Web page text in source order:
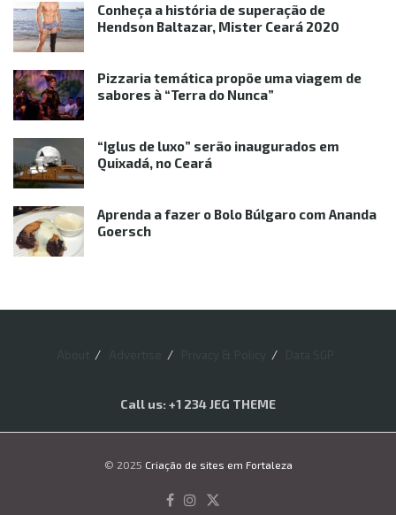
Conheça a história de superação de
Hendson Baltazar, Mister Ceará 2020
Pizzaria temática propõe uma viagem de
sabores à “Terra do Nunca”
“Iglus de luxo” serão inaugurados em
Quixadá, no Ceará
Aprenda a fazer o Bolo Búlgaro com Ananda
Goersch
Call us: +1 234 JEG THEME
© 2025 Criação de sites em Fortaleza